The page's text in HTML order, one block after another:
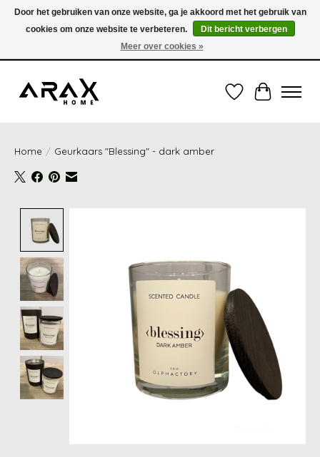
VERZENDING TUSSEN 1 en 3 WERKDAGEN - GRATIS VERZENDING VANAF 35,00€
(onder de 35,00€ = 3,95€ verzendkosten) OF OPHALEN IN DE WINKEL OOK
Verlanglijst
Home / Geurkaars "Blessing" - dark amber
Door het gebruiken van onze website, ga je akkoord met het gebruik van
cookies om onze website te verbeteren.
Dit bericht verbergen
Meer over cookies »